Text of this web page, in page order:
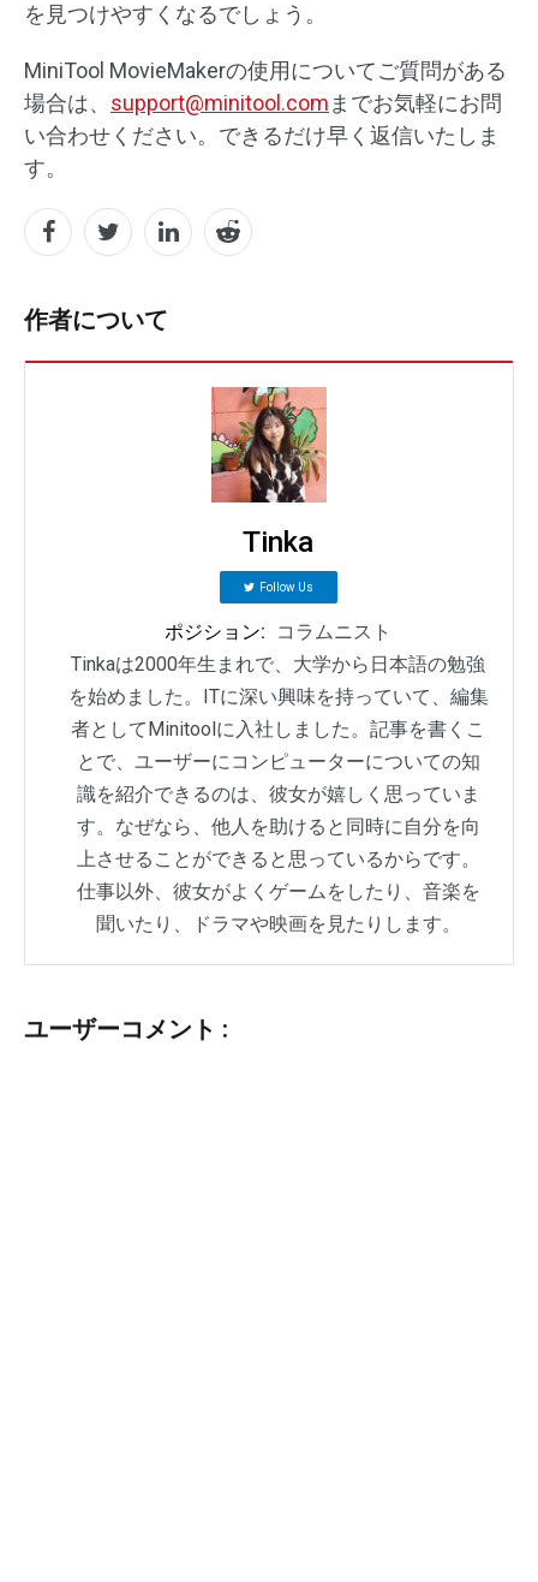
を見つけやすくなるでしょう。
MiniTool MovieMakerの使用についてご質問がある
場合は、 support@minitool.com までお気軽にお問
い合わせください。できるだけ早く返信いたしま
す。
作者について
Tinka
Follow Us
ポジション:
コラムニスト
Tinkaは2000年生まれで、大学から日本語の勉強
を始めました。ITに深い興味を持っていて、編集
者としてMinitoolに入社しました。記事を書くこ
とで、ユーザーにコンピューターについての知
識を紹介できるのは、彼女が嬉しく思っていま
す。なぜなら、他人を助けると同時に自分を向
上させることができると思っているからです。
仕事以外、彼女がよくゲームをしたり、音楽を
聞いたり、ドラマや映画を見たりします。
ユーザーコメント :